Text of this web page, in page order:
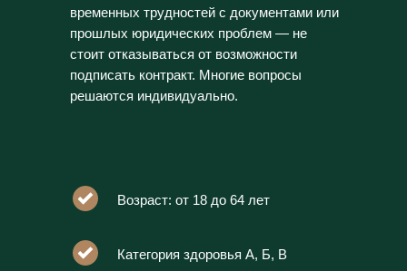
временных трудностей с документами или
прошлых юридических проблем — не
стоит отказываться от возможности
подписать контракт. Многие вопросы
решаются индивидуально.
Категория здоровья А, Б, В
Возраст: от 18 до 64 лет